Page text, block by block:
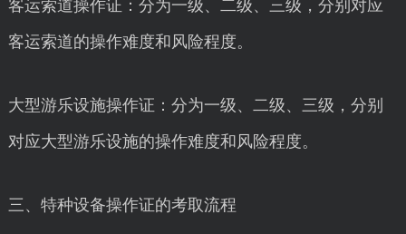
客运索道操作证：分为一级、二级、三级，分别对应
客运索道的操作难度和风险程度。
大型游乐设施操作证：分为一级、二级、三级，分别
对应大型游乐设施的操作难度和风险程度。
三、特种设备操作证的考取流程